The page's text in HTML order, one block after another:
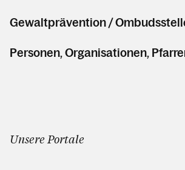
Gewaltprävention /
Personen, Organisationen,
Unsere Portale